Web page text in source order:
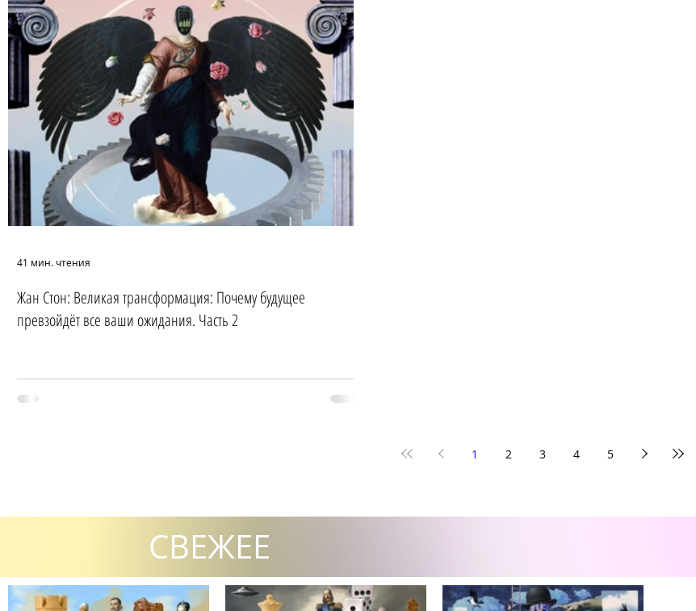
Жан Стон: Великая трансформация: Почему будущее
превзойдёт все ваши ожидания. Часть 2
41 мин. чтения
1 2 3 4 5
СВЕЖЕЕ